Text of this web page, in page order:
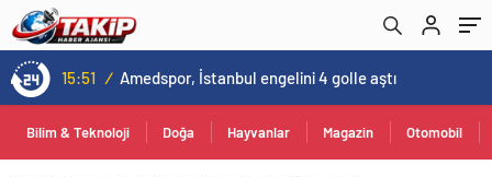
15:51 / Amedspor, İstanbul engelini 4 golle aştı
Bilim & Teknoloji Doğa Hayvanlar Magazin Otomobil